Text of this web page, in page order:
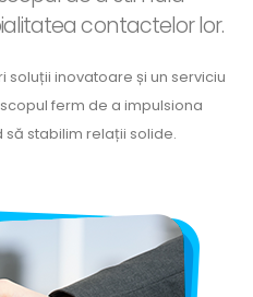
contactelor lor.
soluții inovatoare și un serviciu
ferm de a impulsiona
stabilim relații solide.